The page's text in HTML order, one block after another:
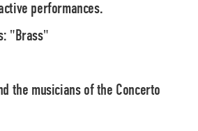
performances.
"Brass"
the musicians of the Concerto